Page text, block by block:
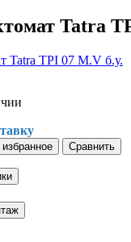
Tatra
избранное Сравнить